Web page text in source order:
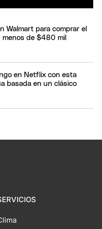
Walmart para comprar el
menos de $480 mil
en Netflix con esta
basada en un clásico